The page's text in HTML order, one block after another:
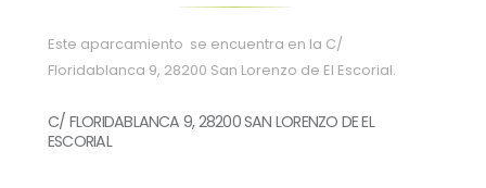
Este aparcamiento se encuentra en la C/
Floridablanca 9, 28200 San Lorenzo de El Escorial.
C/ FLORIDABLANCA 9, 28200 SAN LORENZO DE EL
ESCORIAL